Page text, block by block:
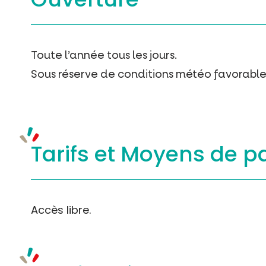
Toute l’année tous les jours.
Sous réserve de conditions météo
Tarifs et Moyens de
Accès libre.